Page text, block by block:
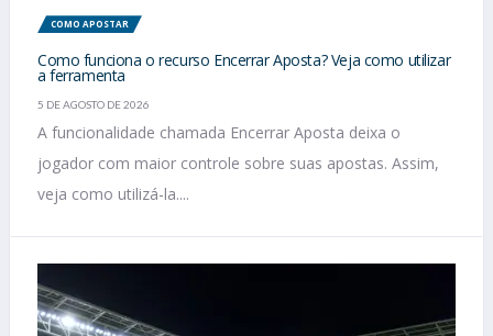
COMO APOSTAR
Como funciona o recurso Encerrar Aposta? Veja como utilizar
a ferramenta
5 DE AGOSTO DE 2026
A funcionalidade chamada Encerrar Aposta deixa o
jogador com maior controle sobre suas apostas. Assim,
veja como utilizá-la....